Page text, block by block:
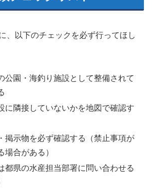
、以下のチェックを必ず行ってほし
公園・海釣り施設として整備されて
に隣接していないかを地図で確認す
掲示物を必ず確認する（禁止事項が
場合がある）
都県の水産担当部署に問い合わせる